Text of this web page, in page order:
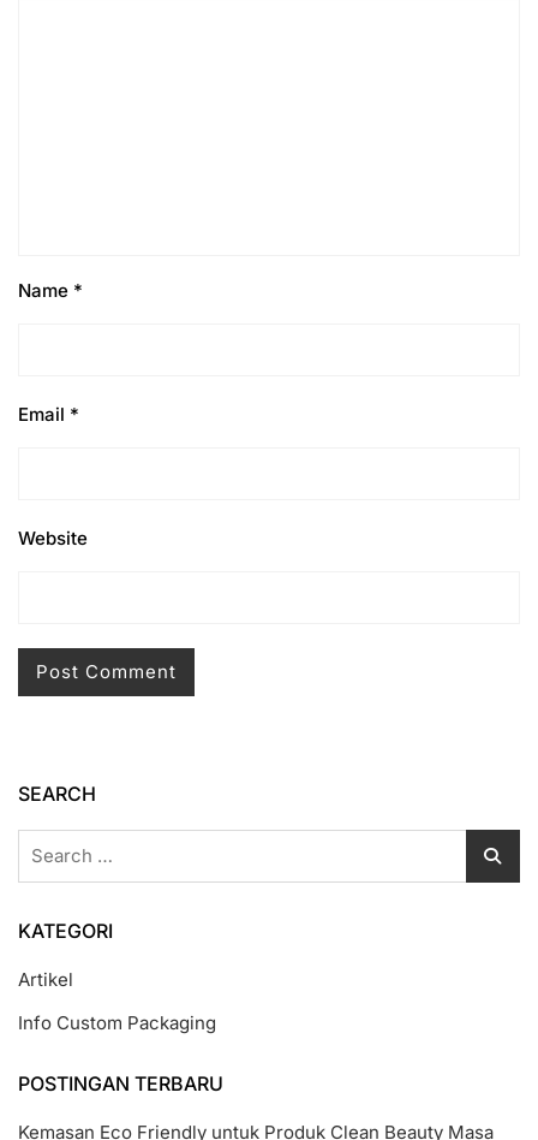
Name *
Email *
Website
SEARCH
KATEGORI
Artikel
Info Custom Packaging
POSTINGAN TERBARU
Kemasan Eco Friendly untuk Produk Clean Beauty Masa